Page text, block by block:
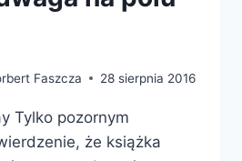
Faszcza 28 sierpnia 2016
Tylko pozornym
że książka